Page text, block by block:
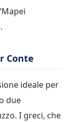
.
Conte
ideale per
due
I greci, che